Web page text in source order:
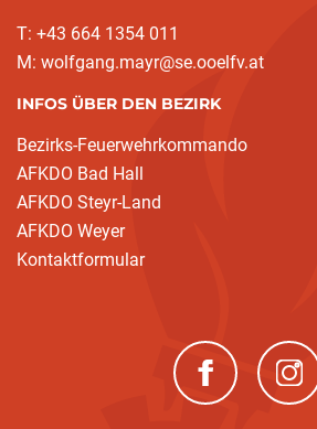
T: +43 664 1354 011
M: wolfgang.mayr@se.ooelfv.at
INFOS ÜBER DEN BEZIRK
Bezirks-Feuerwehrkommando
AFKDO Bad Hall
AFKDO Steyr-Land
AFKDO Weyer
Kontaktformular
(neues Fenster)